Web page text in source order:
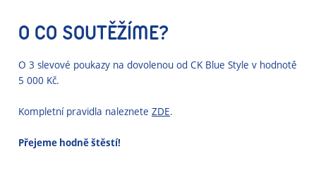
O CO SOUTĚŽÍME?
O 3 slevové poukazy na dovolenou od CK Blue Style v hodnotě
5 000 Kč.
Kompletní pravidla naleznete ZDE.
Přejeme hodně štěstí!